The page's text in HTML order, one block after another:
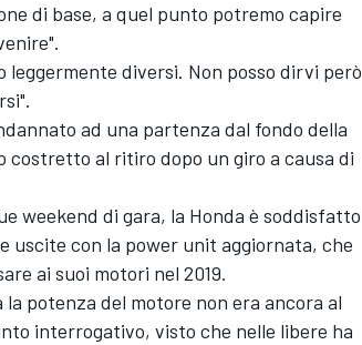
di base, a quel punto potremo capire
leggermente diversi. Non posso dirvi però
ad una partenza dal fondo della
costretto al ritiro dopo un giro a causa di
weekend di gara, la Honda è soddisfatto
uscite con la power unit aggiornata, che
ai suoi motori nel 2019.
potenza del motore non era ancora al
interrogativo, visto che nelle libere ha